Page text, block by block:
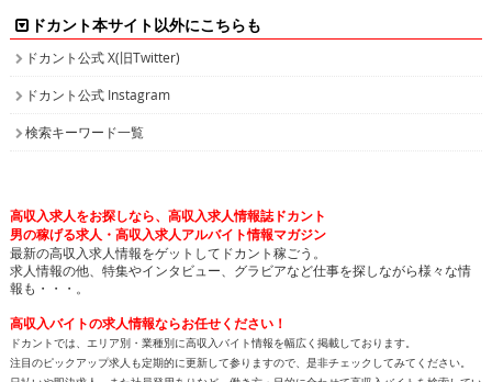
い！
高収入バイトをお探しなら、日払いや即決求人を多数掲載している高収入求人情報誌ドカントへ
どうぞお任せくださいませ！
reserved. 掲載記事、写真、イラストの無断転載を禁じます。